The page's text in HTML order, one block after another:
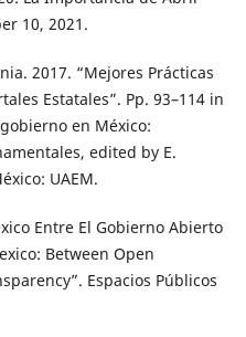
10, 2021.
2017. “Mejores Prácticas
Estatales”. Pp. 93–114 in
en México:
edited by E.
UAEM.
Entre El Gobierno Abierto
Between Open
Espacios Públicos